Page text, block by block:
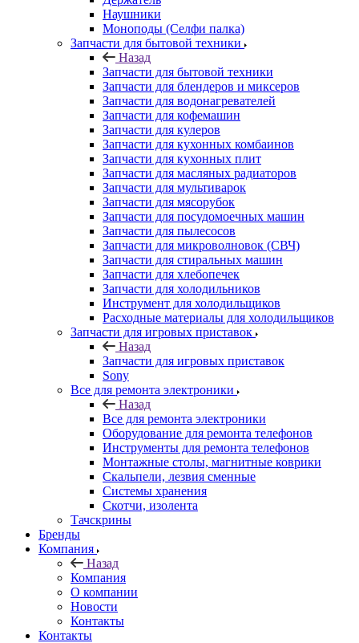
Наушники
Моноподы (Селфи палка)
Запчасти для бытовой техники
Назад
Запчасти для бытовой техники
Запчасти для блендеров и миксеров
Запчасти для водонагревателей
Запчасти для кофемашин
Запчасти для кулеров
Запчасти для кухонных комбаинов
Запчасти для кухонных плит
Запчасти для масляных радиаторов
Запчасти для мультиварок
Запчасти для мясорубок
Запчасти для посудомоечных машин
Запчасти для пылесосов
Запчасти для микроволновок (СВЧ)
Запчасти для стиральных машин
Запчасти для хлебопечек
Запчасти для холодильников
Инструмент для холодильщиков
Расходные материалы для холодильщиков
Запчасти для игровых приставок
Назад
Запчасти для игровых приставок
Sony
Все для ремонта электроники
Назад
Все для ремонта электроники
Оборудование для ремонта телефонов
Инструменты для ремонта телефонов
Монтажные столы, магнитные коврики
Скальпели, лезвия сменные
Системы хранения
Скотчи, изолента
Тачскрины
Бренды
Компания
Назад
Компания
О компании
Новости
Контакты
Контакты